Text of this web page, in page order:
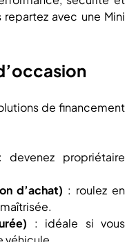
avec une Mini
de financement
devenez propriétaire
d’achat) : roulez en
: idéale si vous